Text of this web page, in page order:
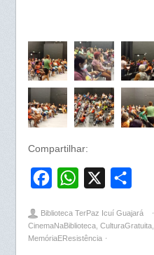
Compartilhar:
c
e
a
t
a
Biblioteca TerPaz Icuí Guajará ⋅
CinemaNaBiblioteca, CulturaGratuita,
MemóriaEResistência ⋅